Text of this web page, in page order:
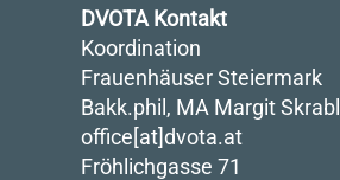
DVOTA Kontakt
Koordination
Frauenhäuser Steiermark
Bakk.phil, MA Margit Skrabl
office[at]dvota.at
Fröhlichgasse 71